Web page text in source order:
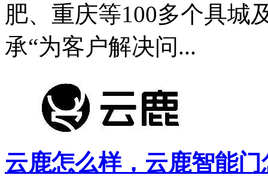
肥、重庆等100多个具城
承“为客户解决问...
云鹿怎么样，云鹿智能